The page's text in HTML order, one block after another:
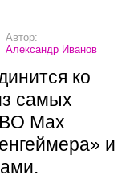
Автор:
Александр Иванов
ко
самых
Max
и